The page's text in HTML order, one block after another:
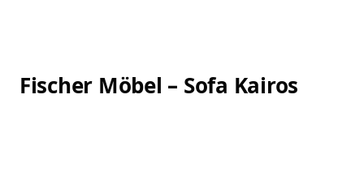
Fischer Möbel – Sofa Kairos